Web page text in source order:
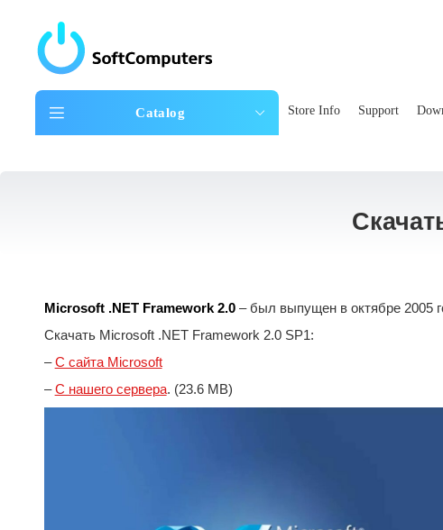
Catalog Store Info Support
Microsoft .NET Framework 2.0– был выпущен в октябре 2005
Скачать Microsoft .NET Framework 2.0 SP1:
–С сайта Microsoft
–С нашего сервера. (23.6 MB)